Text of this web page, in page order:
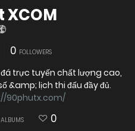
0 FOLLOWERS
trực tuyến chất lượng cao,
&amp; lịch thi đấu đầy đủ.
90phutx.com/
ALBUMS 0